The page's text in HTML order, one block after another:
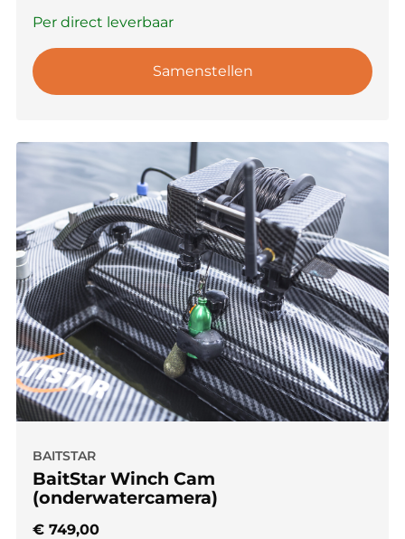
Per direct leverbaar
Samenstellen
BAITSTAR
BaitStar Winch Cam
(onderwatercamera)
€ 749,00